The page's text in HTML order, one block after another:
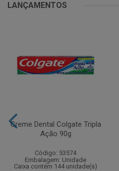
LANÇAMENTOS
Creme Dental Colgate Tripla
Ação 90g
Código: 53574
Embalagem: Unidade
Caixa contém 144 unidade(s)